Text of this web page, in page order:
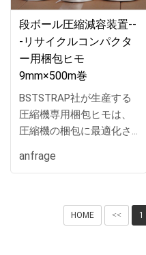
段ボール圧縮減容装置--
-リサイクルコンパクタ
ー用梱包ヒモ
9mm×500m巻
BSTSTRAP社が生産する
圧縮機専用梱包ヒモは、
圧縮機の梱包に最適化さ
幅9mmから25mmまでの
ため、大型の圧縮機を安
定して梱包するのに十分
anfrage
HOME << 1